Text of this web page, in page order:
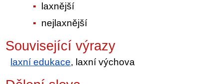
laxnější
nejlaxnější
Související výrazy
laxní edukace, laxní výchova